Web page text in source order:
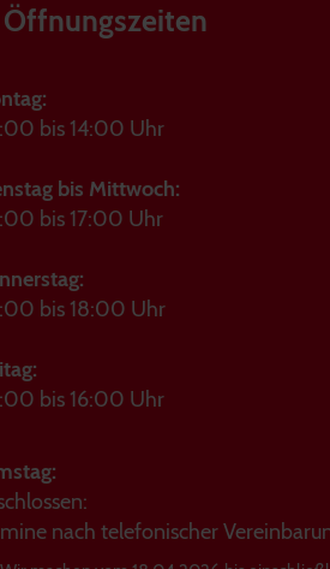
Öffnungszeiten
bis 14:00 Uhr
bis Mittwoch:
bis 17:00 Uhr
bis 18:00 Uhr
bis 16:00 Uhr
nach telefonischer